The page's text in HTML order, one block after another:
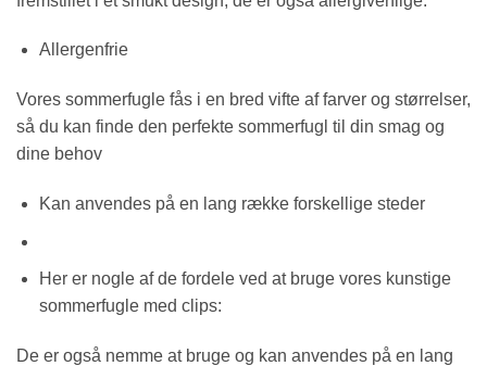
Allergenfrie
Vores sommerfugle fås i en bred vifte af farver og størrelser,
så du kan finde den perfekte sommerfugl til din smag og
dine behov
Kan anvendes på en lang række forskellige steder
Her er nogle af de fordele ved at bruge vores kunstige
sommerfugle med clips:
De er også nemme at bruge og kan anvendes på en lang